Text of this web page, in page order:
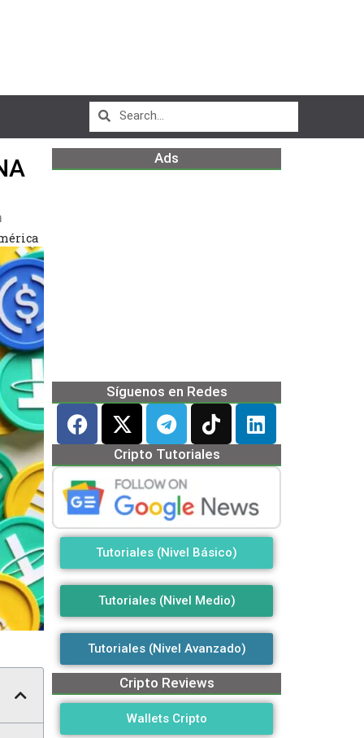
Ads
Síguenos en Redes
Cripto Tutoriales
Tutoriales (Nivel Básico)
Tutoriales (Nivel Medio)
Tutoriales (Nivel Avanzado)
Cripto Reviews
Wallets Cripto